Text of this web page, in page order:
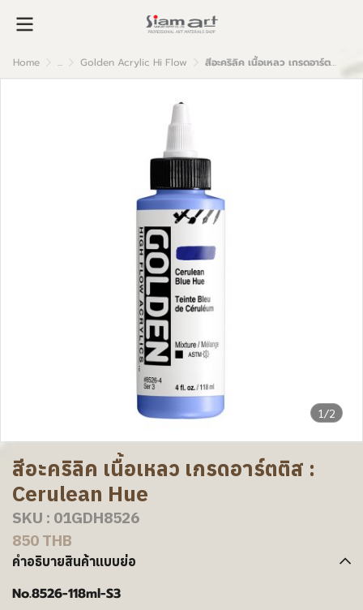
Home ... Golden Acrylic Hi Flow สีอะคริลิค เนื้อเหลว เกรดอาร์ตติส : Cerulean Hue
1/2
สีอะคริลิค เนื้อเหลว เกรดอาร์ตติส :
Cerulean Hue
SKU : 01GDH8526
850 THB
คำอธิบายสินค้าแบบย่อ
No.8526-118ml-S3